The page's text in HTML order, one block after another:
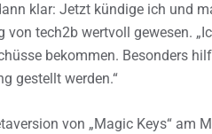
klar: Jetzt kündige ich und
von tech2b wertvoll gewesen.
bekommen. Besonders
gestellt werden.“
von „Magic Keys“ am